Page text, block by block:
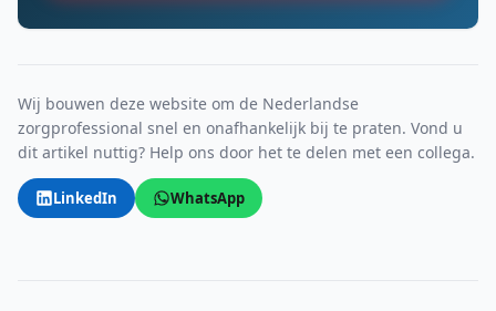
Wij bouwen deze website om de Nederlandse
zorgprofessional snel en onafhankelijk bij te praten. Vond u
dit artikel nuttig? Help ons door het te delen met een collega.
LinkedIn WhatsApp